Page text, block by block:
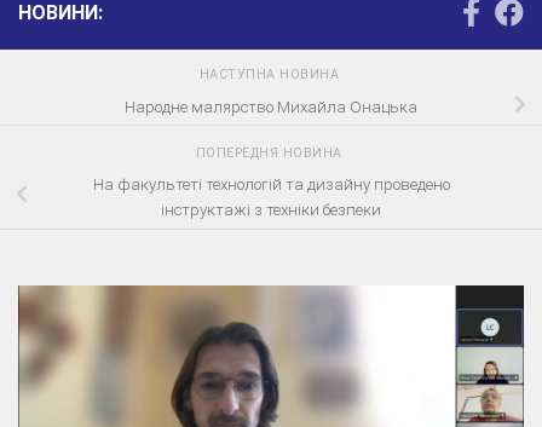
НОВИНИ:
НАСТУПНА НОВИНА
Народне малярство Михайла Онацька
ПОПЕРЕДНЯ НОВИНА
На факультеті технологій та дизайну проведено
інструктажі з техніки безпеки